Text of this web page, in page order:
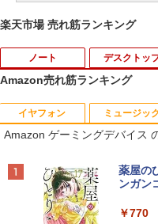
楽天市場 売れ筋ランキング
ノート
1
【★
2026
Pro/
5.6型
Wi-
デスクトッ
1
＼★
コ
有線
属 中
1
チ 超
ネ
対応
小型
ミニ
￥
1
【中
セッ
￥
九条
Amazon売れ筋ランキング
イヤフォン
Anker
ミュージッ
￥250
【
ET ラ
￥1,112
Amazon ゲーミングデバイス
薬屋の
ンガン
￥770